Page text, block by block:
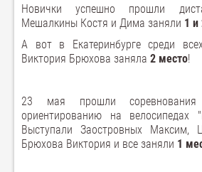
Новички успешно прошли
Мешалкины Костя и Дима заняли 1 и
А вот в Екатеринбурге среди
Виктория Брюхова заняла 2 место!
23 мая прошли соревнования
ориентированию на велосипедах
Выступали Заостровных Максим,
Брюхова Виктория и все заняли 1